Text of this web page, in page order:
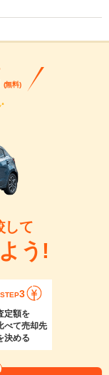
(無料)
して
う!
STEP3
定額を
べて売却先
決める